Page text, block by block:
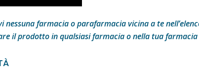
nessuna farmacia o parafarmacia vicina a te
il prodotto in qualsiasi farmacia o nella tua